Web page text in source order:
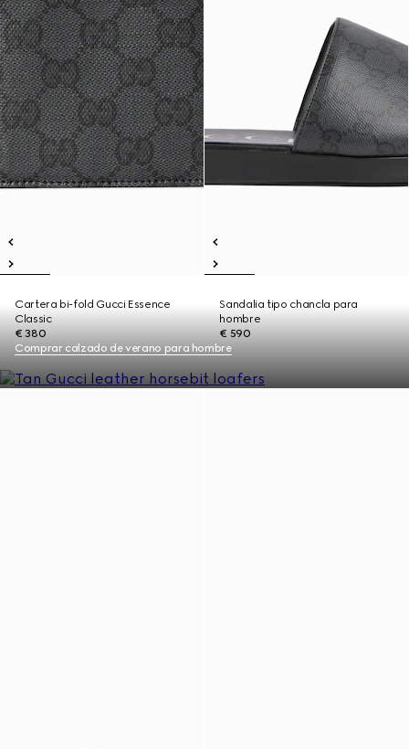
Cartera bi-fold Gucci Essence
Classic
€ 380
Sandalia tipo chancla para
hombre
€ 590
Comprar calzado de verano para hombre